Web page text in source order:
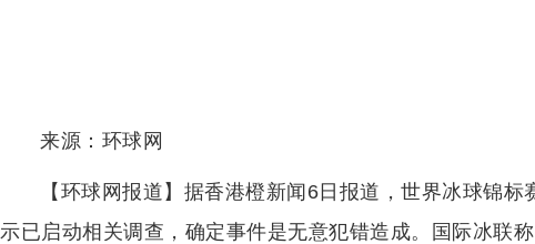
来源：环球网
【环球网报道】据香港橙新闻6日报道，世界冰球锦
示已启动相关调查，确定事件是无意犯错造成。国际冰联